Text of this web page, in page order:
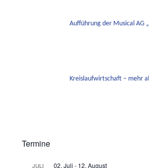
Aufführung der Musical AG
Kreislaufwirtschaft – mehr
Termine
JULI 02. Juli - 12. August